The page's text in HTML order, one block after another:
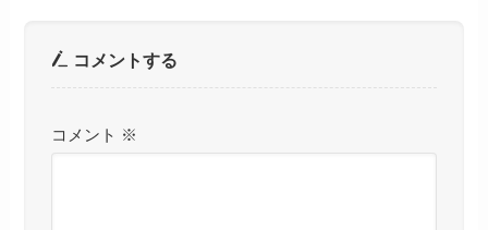
コメントする
コメント ※